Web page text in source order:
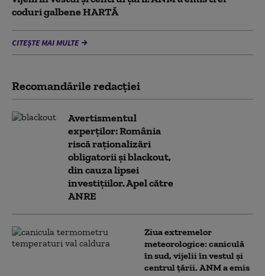
coduri galbene HARTĂ
CITEȘTE MAI MULTE
Recomandările redacţiei
Avertismentul
experților: România
riscă raționalizări
obligatorii și blackout,
din cauza lipsei
investițiilor. Apel către
ANRE
Ziua extremelor
meteorologice: caniculă
în sud, vijelii în vestul și
centrul țării. ANM a emis